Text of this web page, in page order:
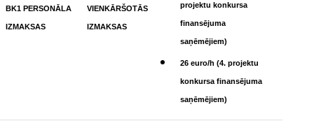
BK1 PERSONĀLA
IZMAKSAS
VIENKĀRŠOTĀS
IZMAKSAS
projektu konkursa
finansējuma
saņēmējiem)
26 euro/h (4. projektu
konkursa finansējuma
saņēmējiem)